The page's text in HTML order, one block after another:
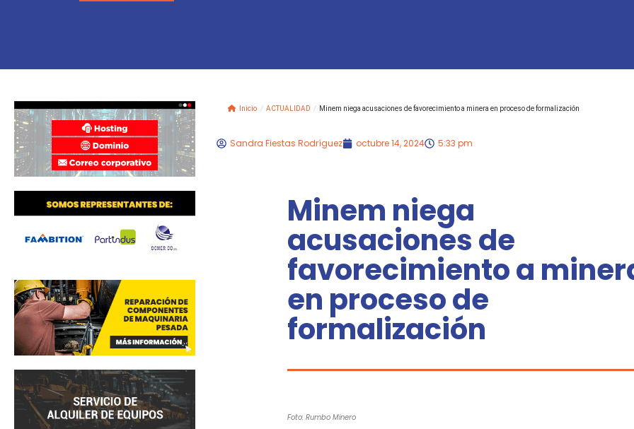
Inicio / ACTUALIDAD / Minem niega acusaciones de favorecimiento a minera en proceso de formalización
Sandra Fiestas Rodríguez octubre 14, 2024 5:33 pm
Minem niega
acusaciones de
favorecimiento a
en proceso de
formalización
Foto: Rumbo Minero